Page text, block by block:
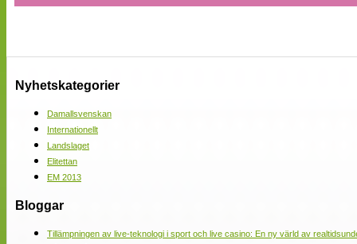
Nyhetskategorier
Damallsvenskan
Internationellt
Landslaget
Elitettan
EM 2013
Bloggar
Tillämpningen av live-teknologi i sport och live casino: En ny värld av